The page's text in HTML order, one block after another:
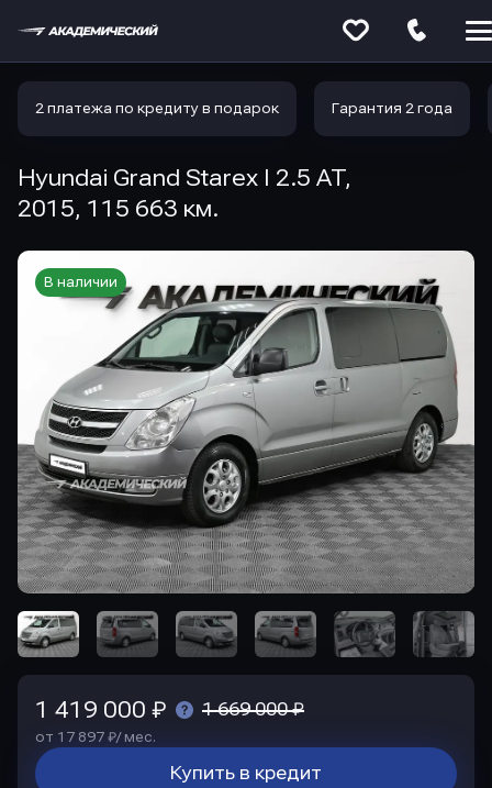
2 платежа по кредиту в подарок Гарантия 2 года
Hyundai Grand Starex I 2.5 AT,
2015, 115 663 км.
В наличии
1 419 000 ₽ 1 669 000 ₽
от 17 897 ₽/ мес.
Купить в кредит